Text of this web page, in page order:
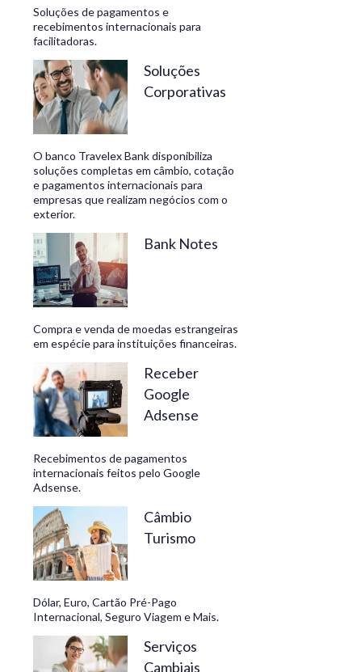
Soluções de pagamentos e
recebimentos internacionais para
facilitadoras.
Soluções
Corporativas
O banco Travelex Bank disponibiliza
soluções completas em câmbio, cotação
e pagamentos internacionais para
empresas que realizam negócios com o
exterior.
Bank Notes
Compra e venda de moedas estrangeiras
em espécie para instituições financeiras.
Receber
Google
Adsense
Recebimentos de pagamentos
internacionais feitos pelo Google
Adsense.
Câmbio
Turismo
Dólar, Euro, Cartão Pré-Pago
Internacional, Seguro Viagem e Mais.
Serviços
Cambiais